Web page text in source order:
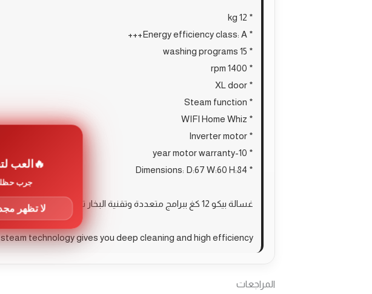
* 12 kg
* Energy efficiency class: A+++
* 15 washing programs
* 1400 rpm
* XL door
* Steam function
* WIFI Home Whiz
* Inverter motor
* 10-year motor warranty
* Dimensions: D:67 W:60 H:84
غسالة بيكو 12 كغ ببرامج متعددة وتقنية البخار تمنحك نظافة عميقة وكفاءة عالية.
technology gives you deep cleaning and high efficiency.
المراجعات
العب
جرب
لا تظهر